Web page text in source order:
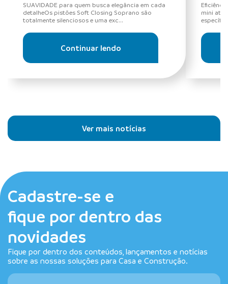
SUAVIDADE para quem busca elegância em cada
detalheOs pistões Soft Closing Soprano são
totalmente silenciosos e uma exc...
Continuar lendo
mini
Ver mais notícias
Cadastre-se e
fique por dentro das
novidades
Fique por dentro dos conteúdos, lançamentos e notícias
sobre as nossas soluções para Casa e Construção.